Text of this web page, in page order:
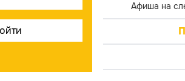
Афиша на